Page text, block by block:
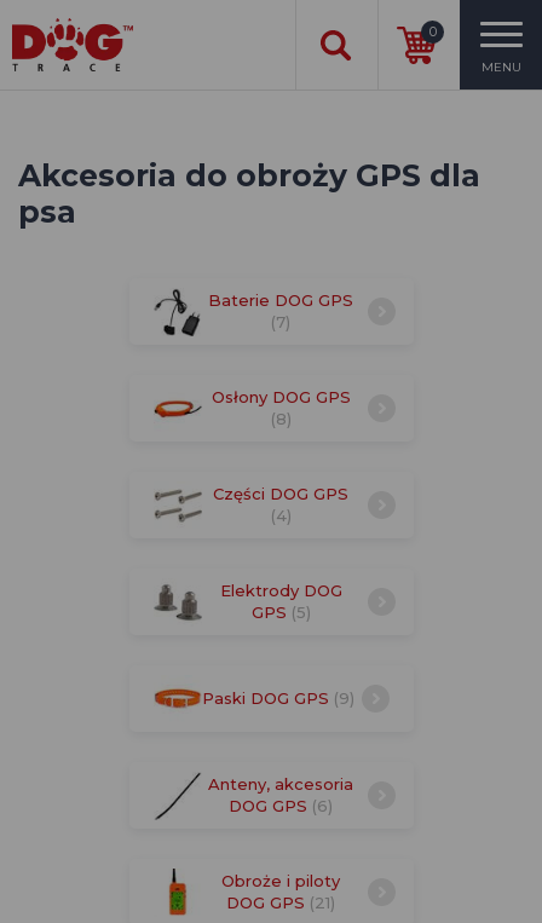
0
MENU
Akcesoria do obroży GPS dla
psa
Baterie DOG GPS
(7)
Osłony DOG GPS
(8)
Części DOG GPS
(4)
Elektrody DOG
GPS (5)
Paski DOG GPS (9)
Anteny, akcesoria
DOG GPS (6)
Obroże i piloty
DOG GPS (21)